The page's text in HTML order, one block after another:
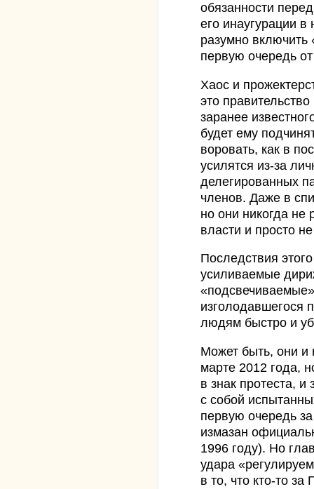
обязанности
его инаугурации
разумно включить
первую очередь
Хаос и
это
заранее
будет ему
воровать, как в
усилятся из-за
делегированных
членов. Даже в
но они никогда не
власти и просто
Последствия
усиливаемые
изголодавшегося
людям быстро и
Может быть, они и
марте 2012 года,
в знак протеста,
с собой
первую очередь
измазан
1996 году). Но
удара
в то, что кто-то за